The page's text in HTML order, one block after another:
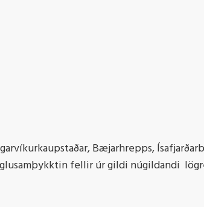
Bæjarhrepps,
fellir úr gildi núgildandi